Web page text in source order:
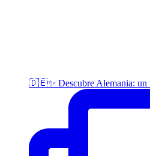
🇩🇪✨ Descubre Alemania: un